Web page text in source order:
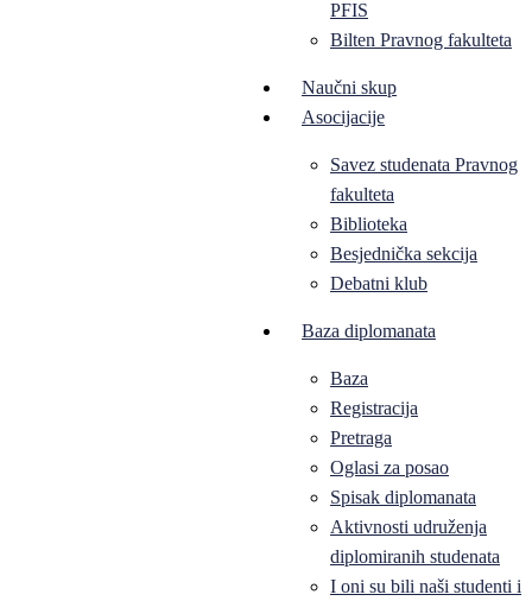
PFIS
Bilten Pravnog fakulteta
Naučni skup
Asocijacije
Savez studenata Pravnog
fakulteta
Biblioteka
Besjednička sekcija
Debatni klub
Baza diplomanata
Baza
Registracija
Pretraga
Oglasi za posao
Spisak diplomanata
Aktivnosti udruženja
diplomiranih studenata
I oni su bili naši studenti i